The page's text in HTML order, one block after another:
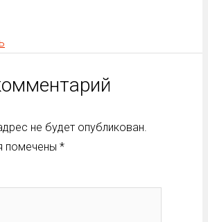
не будет опубликован.
помечены *